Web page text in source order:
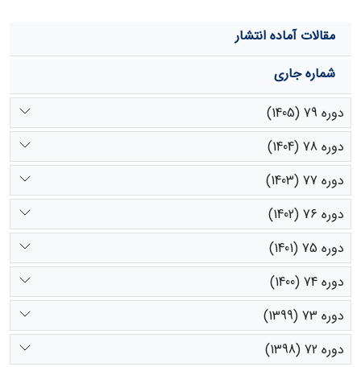
مقالات آماده انتشار
شماره جاری
دوره 79 (1405)
دوره 78 (1404)
دوره 77 (1403)
دوره 76 (1402)
دوره 75 (1401)
دوره 74 (1400)
دوره 73 (1399)
دوره 72 (1398)